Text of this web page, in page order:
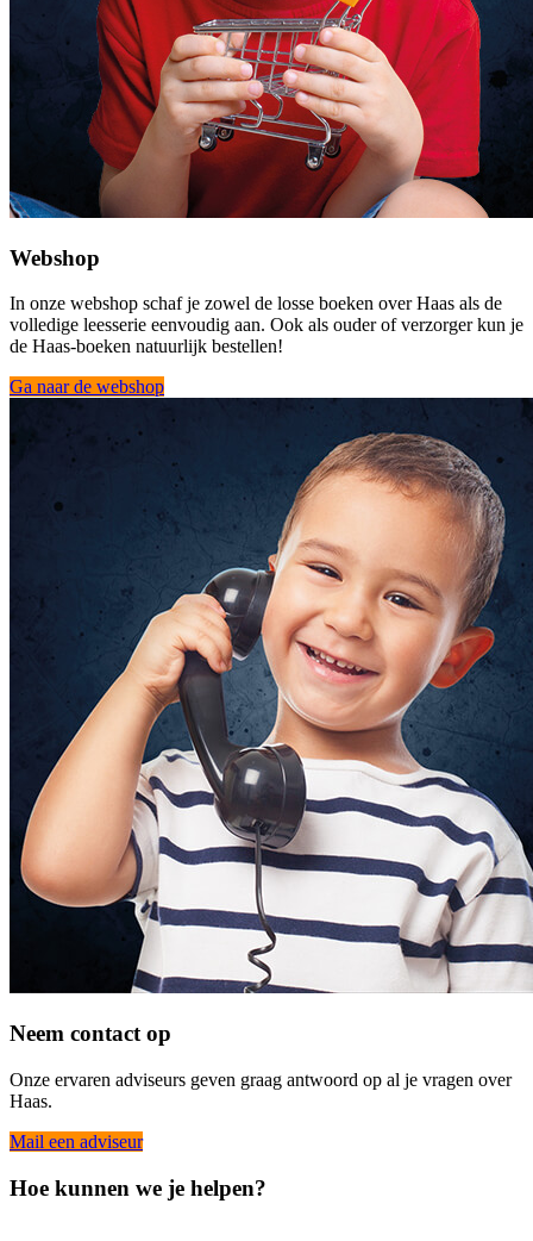
Webshop
In onze webshop schaf je zowel de losse boeken over Haas als de
volledige leesserie eenvoudig aan. Ook als ouder of verzorger kun je
de Haas-boeken natuurlijk bestellen!
Ga naar de webshop
Neem contact op
Onze ervaren adviseurs geven graag antwoord op al je vragen over
Haas.
Mail een adviseur
Hoe kunnen we je helpen?